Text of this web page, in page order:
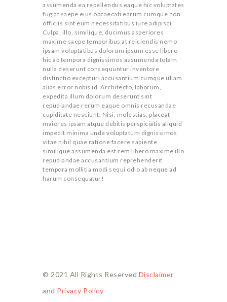
assumenda ea repellendus eaque hic voluptates
fugiat saepe eius obcaecati earum cumque non
officiis sint eum necessitatibus iure adipisci.
Culpa, illo, similique, ducimus asperiores
maxime saepe temporibus at reiciendis nemo
ipsam voluptatibus dolorum ipsum esse libero
hic ab tempora dignissimos assumenda totam
nulla deserunt consequuntur inventore
distinctio excepturi accusantium cumque ullam
alias error nobis id. Architecto, laborum,
expedita illum dolorum deserunt sint
repudiandae rerum eaque omnis recusandae
cupiditate nesciunt. Nisi, molestias, placeat
maiores ipsam atque debitis perspiciatis aliquid
impedit minima unde voluptatum dignissimos
vitae nihil quae ratione facere sapiente
similique assumenda est rem libero maxime illo
repudiandae accusantium reprehenderit
tempora mollitia modi sequi odio ab neque ad
harum consequatur!
© 2021 All Rights Reserved Disclaimer
and Privacy Policy